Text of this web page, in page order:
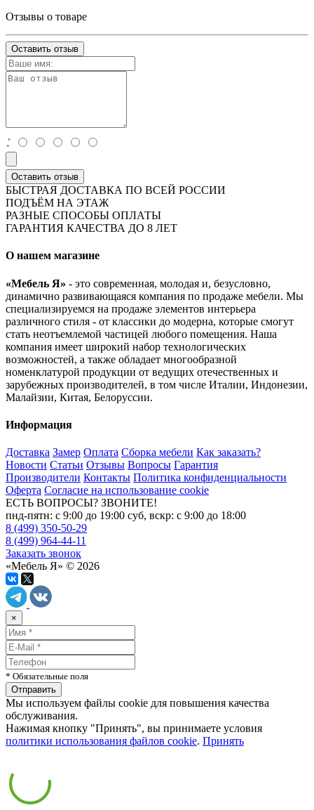
Отзывы о товаре
Оставить отзыв
:
Оставить отзыв
БЫСТРАЯ ДОСТАВКА ПО ВСЕЙ РОССИИ
ПОДЪЁМ НА ЭТАЖ
РАЗНЫЕ СПОСОБЫ ОПЛАТЫ
ГАРАНТИЯ КАЧЕСТВА ДО 8 ЛЕТ
О нашем магазине
«Мебель Я» - это современная, молодая и, безусловно,
динамично развивающаяся компания по продаже мебели. Мы
специализируемся на продаже элементов интерьера
различного стиля - от классики до модерна, которые смогут
стать неотъемлемой частицей любого помещения. Наша
компания имеет широкий набор технологических
возможностей, а также обладает многообразной
номенклатурой продукции от ведущих отечественных и
зарубежных производителей, в том числе Италии, Индонезии,
Малайзии, Китая, Белоруссии.
Информация
Доставка Замер Оплата Сборка мебели Как заказать?
Новости Статьи Отзывы Вопросы Гарантия
Производители Контакты Политика конфиденциальности
Оферта Согласие на использование cookie
ЕСТЬ ВОПРОСЫ? ЗВОНИТЕ!
пнд-пятн: с 9:00 до 19:00 суб, вскр: с 9:00 до 18:00
8 (499) 350-50-29
8 (499) 964-44-11
Заказать звонок
«Мебель Я» © 2026
×
* Обязательные поля
Мы используем файлы cookie для повышения качества
обслуживания.
Нажимая кнопку "Принять", вы принимаете условия
политики использования файлов cookie. Принять